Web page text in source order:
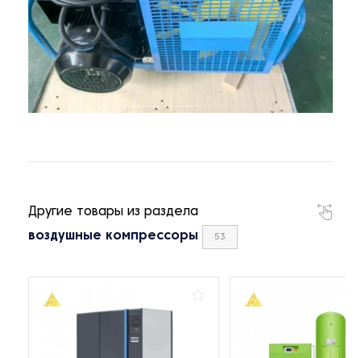
Другие товары из раздела
воздушные компрессоры 53